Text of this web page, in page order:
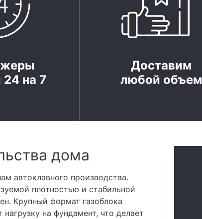
24 на 7
Доставим
любой объем
дома
автоклавного производства.
плотностью и стабильной
Крупный формат газоблока
на фундамент, что делает